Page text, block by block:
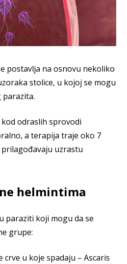
postavlja na osnovu nekoliko
stolice, u kojoj se mogu
parazita.
kod odraslih sprovodi
a terapija traje oko 7
prilagođavaju uzrastu
helmintima
paraziti koji mogu da se
grupe:
crve u koje spadaju – Ascaris